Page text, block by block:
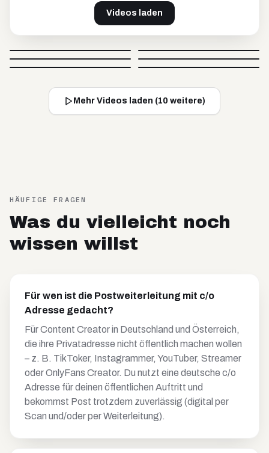
Videos laden
Video blockiert Video blockiert
Video blockiert Video blockiert
Mehr Videos laden (10 weitere)
HÄUFIGE FRAGEN
Was du vielleicht noch
wissen willst
Für wen ist die Postweiterleitung mit c/o
Adresse gedacht?
Für Content Creator in Deutschland und Österreich,
die ihre Privatadresse nicht öffentlich machen wollen
– z. B. TikToker, Instagrammer, YouTuber, Streamer
oder OnlyFans Creator. Du nutzt eine deutsche c/o
Adresse für deinen öffentlichen Auftritt und
bekommst Post trotzdem zuverlässig (digital per
Scan und/oder per Weiterleitung).